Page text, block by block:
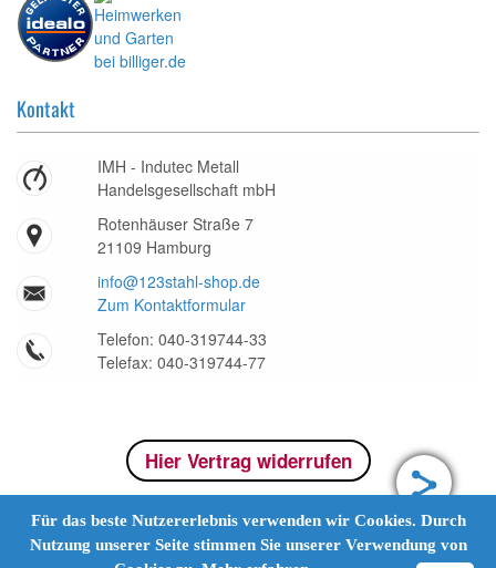
Für das beste Nutzererlebnis verwenden wir Cookies. Durch
Nutzung unserer Seite stimmen Sie unserer Verwendung von
Kontakt
IMH - Indutec Metall
Handelsgesellschaft mbH
Rotenhäuser Straße 7
21109 Hamburg
info@123stahl-shop.de
Zum Kontaktformular
Telefon: 040-319744-33
Telefax: 040-319744-77
Hier Vertrag widerrufen